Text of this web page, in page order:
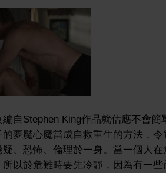
自Stephen King作品就估應不會
夢魘心魔當成自救重生的方法，
、恐怖、倫理於一身。當一個人
以於危難時要先冷靜，因為有一